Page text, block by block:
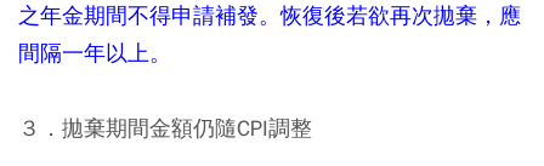
之年金期間不得申請補發。恢復後若欲再次拋棄，應
間隔一年以上。
３．拋棄期間金額仍隨CPI調整